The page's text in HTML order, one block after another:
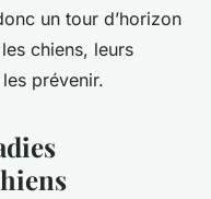
un tour d’horizon
chiens, leurs
prévenir.